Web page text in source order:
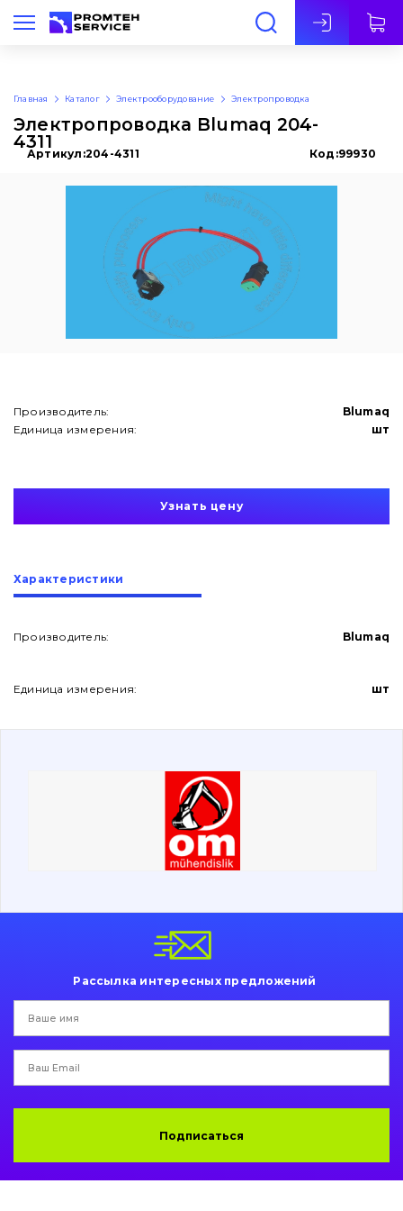
Рус
О нас
Контакты
Вакансии
Фильтры и смазочные материалы
Болты, гайки и элементы крепления
Коронки, зубья, адаптера, пальцы, фиксаторы
Ножи, режущие кромки
Подушки амортизационные
Пальци и втулки
написати
зателефонувати
Главная Каталог Электрооборудование Электропроводка
Электропроводка Blumaq 204-
4311
Артикул:204-4311 Код:99930
Производитель:
Blumaq
Единица измерения:
шт
Узнать цену
Характеристики
Производитель: Blumaq
Единица измерения: шт
Рассылка интересных предложений
Подписаться